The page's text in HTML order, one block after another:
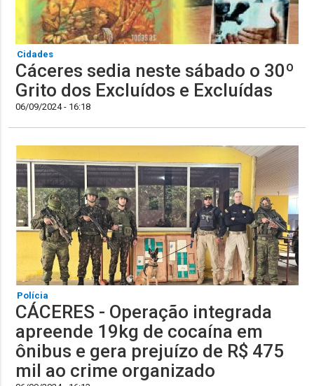
Cidades
Cáceres sedia neste sábado o 30º
Grito dos Excluídos e Excluídas
06/09/2024 - 16:18
Polícia
CÁCERES - Operação integrada
apreende 19kg de cocaína em
ônibus e gera prejuízo de R$ 475
mil ao crime organizado